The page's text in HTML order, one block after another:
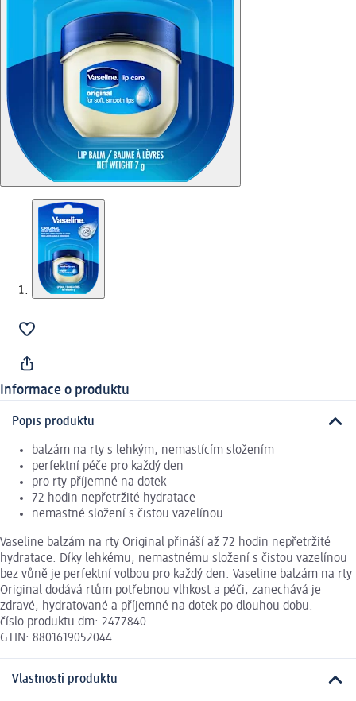
Informace o produktu
Popis produktu
balzám na rty s lehkým, nemastícím složením
perfektní péče pro každý den
pro rty příjemné na dotek
72 hodin nepřetržité hydratace
nemastné složení s čistou vazelínou
Vaseline balzám na rty Original přináší až 72 hodin nepřetržité
hydratace. Díky lehkému, nemastnému složení s čistou vazelínou
bez vůně je perfektní volbou pro každý den. Vaseline balzám na rty
Original dodává rtům potřebnou vlhkost a péči, zanechává je
zdravé, hydratované a příjemné na dotek po dlouhou dobu.
číslo produktu dm: 2477840
GTIN: 8801619052044
Vlastnosti produktu